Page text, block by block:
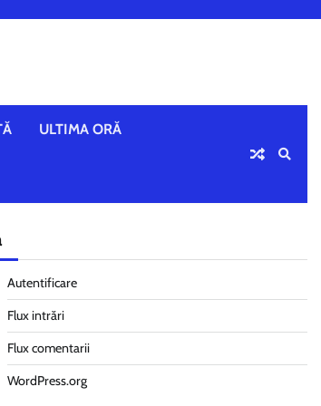
ULTIMA ORĂ
Autentificare
Flux intrări
Flux comentarii
WordPress.org